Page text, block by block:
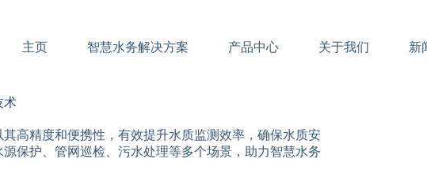
主页 智慧水务解决方案 产品中心 关于我们 新
术
高精度和便携性，有效提升水质监测效率，确保水质安
保护、管网巡检、污水处理等多个场景，助力智慧水务